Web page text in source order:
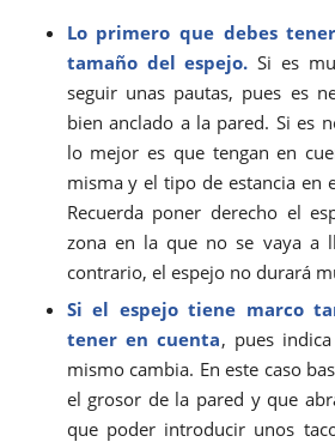
Lo primero que debes
tamaño del espejo. Si es
seguir unas pautas, pues es
bien anclado a la pared. Si es
lo mejor es que tengan en
misma y el tipo de estancia en
Recuerda poner derecho el
zona en la que no se vaya a
contrario, el espejo no durará
Si el espejo tiene marco
tener en cuenta, pues
mismo cambia. En este caso
el grosor de la pared y que
que poder introducir unos